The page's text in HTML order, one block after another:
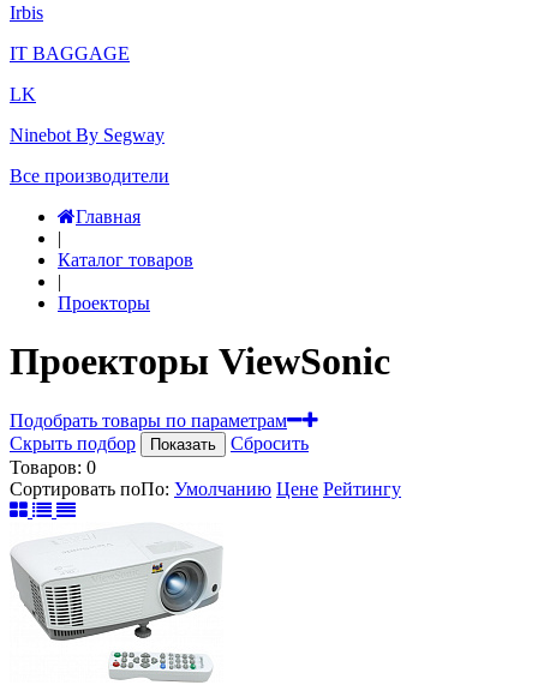
Irbis
IT BAGGAGE
LK
Ninebot By Segway
Все производители
Главная
|
Каталог товаров
|
Проекторы
Проекторы ViewSonic
Подобрать товары по параметрам
Скрыть подбор
Показать
Сбросить
Товаров: 0
Сортировать поПо: Умолчанию Цене Рейтингу